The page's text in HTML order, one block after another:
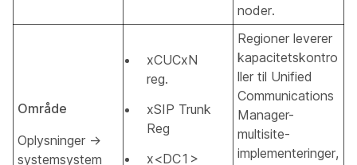
noder.
Område
Oplysninger →
systemsystem
xCUCxN
reg.
xSIP Trunk
Reg
x<DC1>
Regioner leverer
kapacitetskontro
ller til Unified
Communications
Manager-
multisite-
implementeringer,